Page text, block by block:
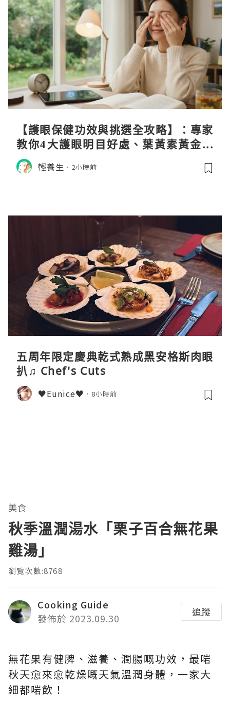
【護眼保健功效與挑選全攻略】：專家
教你4大護眼明目好處、葉黃素黃金比
例與挑選秘訣
輕養生 2小時前
五周年限定慶典乾式熟成黑安格斯肉眼
扒♫ Chef's Cuts
♥Eunice♥ 8小時前
美食
秋季溫潤湯水「栗子百合無花果
雞湯」
瀏覽次數:8768
Cooking Guide
發佈於 2023.09.30
追蹤
無花果有健脾、滋養、潤腸嘅功效，最啱
秋天愈來愈乾燥嘅天氣溫潤身體，一家大
細都啱飲！